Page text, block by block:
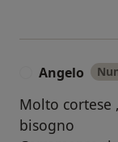
Angelo
Molto cortese
bisogno